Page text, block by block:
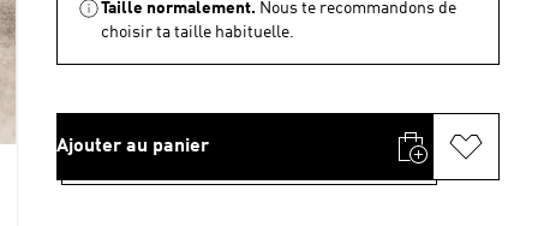
Taille normalement. Nous te recommandons de
choisir ta taille habituelle.
Ajouter au panier